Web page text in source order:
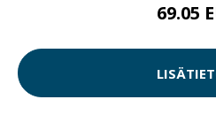
69.05